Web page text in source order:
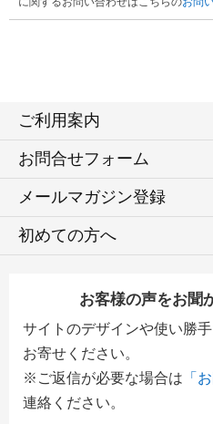
ご利用案内
お問合せフォーム
メールマガジン登録
初めての方へ
お客様の声をお聞
サイトのデザインや使い勝
お寄せください。
※ご返信が必要な場合は 「
連絡ください。